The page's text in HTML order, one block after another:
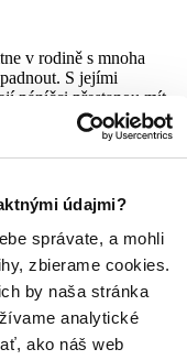
údajmi?
správate, a mohli
zbierame cookies.
by naša stránka
analytické
ako náš web
v rodině s mnoha
S jejími
páníčci přestanou mít
ji vyberou noví ..
sklade, ale zvyčajne
13 – 18 dní. A